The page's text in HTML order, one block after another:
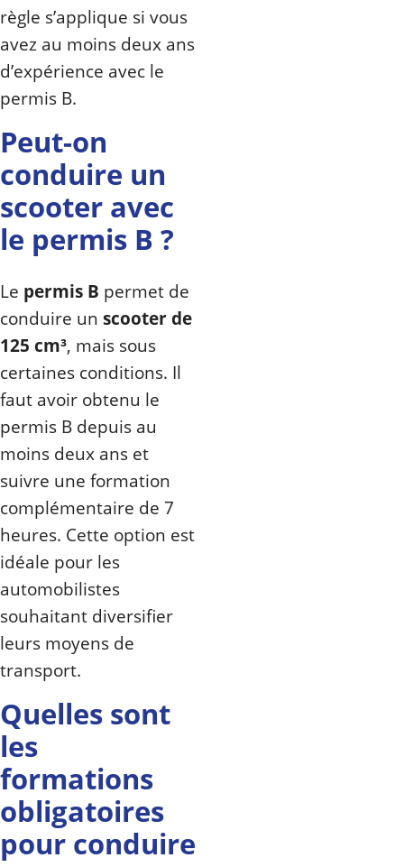
règle s’applique si vous
avez au moins deux ans
d’expérience avec le
permis B.
Peut-on
conduire un
scooter avec
le permis B ?
Le permis B permet de
conduire un scooter de
125 cm³, mais sous
certaines conditions. Il
faut avoir obtenu le
permis B depuis au
moins deux ans et
suivre une formation
complémentaire de 7
heures. Cette option est
idéale pour les
automobilistes
souhaitant diversifier
leurs moyens de
transport.
Quelles sont
les
formations
obligatoires
pour conduire